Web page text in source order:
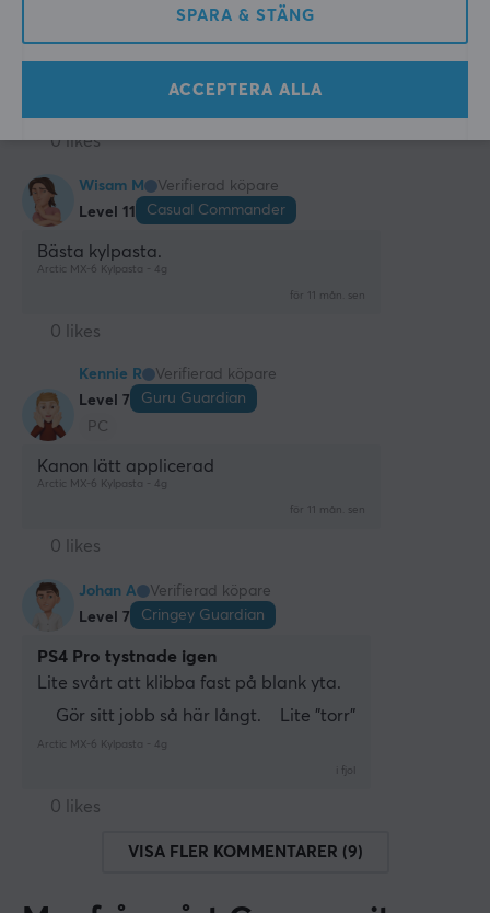
Lätt att applicera och ger riktigt bra kylning för en
liten slant. Svårt att hitta något bättre för
pengarna.
0 likes
Wisam M
Verifierad köpare
Level 11
Casual Commander
Bästa kylpasta.
Arctic MX-6 Kylpasta - 4g
för 11 mån. sen
0 likes
Kennie R
Verifierad köpare
Level 7
Guru Guardian
PC
Kanon lätt applicerad
Arctic MX-6 Kylpasta - 4g
för 11 mån. sen
0 likes
Johan A
Verifierad köpare
Level 7
Cringey Guardian
PS4 Pro tystnade igen
Lite svårt att klibba fast på blank yta.
Gör sitt jobb så här långt.
Lite "torr"
Arctic MX-6 Kylpasta - 4g
0 likes
VISA FLER KOMMENTARER (9)
SPARA & STÄNG
ACCEPTERA ALLA